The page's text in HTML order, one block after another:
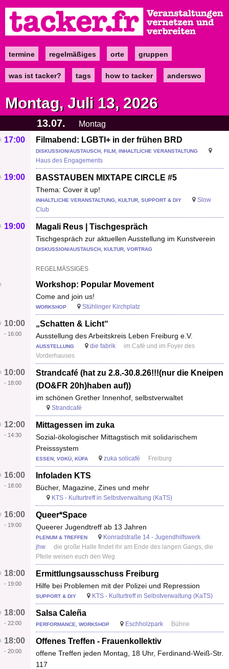
zum
Inhalt
Maintermine regelmäßiges orte gruppen
was ist tacker? tags how to tacker anderswo
Montag, Juli 13, 2026
13.07.
Montag
Filmabend: LGBTI+ in der frühen BRD
17:00
DISKUSSION/AUSTAUSCH, FILM, INHALTLICHE VERANSTALTUNG
Haus des Engagements
BASSTAUBEN MIXTAPE CIRCLE #5
Thema: Cover it up!
19:00
INHALTLICHE VERANSTALTUNG, KULTUR, SUPPORT & DIY
Slow
Club
Magali Reus | Tischgespräch
Tischgespräch zur aktuellen Ausstellung im Kunstverein
19:00
DISKUSSION/AUSTAUSCH, KULTUR, VORTRAG
REGELMÄSSIGES
Workshop: Popular Movement
Come and join us!
WORKSHOP Stühlinger Kirchplatz
„Schatten & Licht“
Ausstellung des Arbeitskreis Leben Freiburg e.V.
10:00
- 16:00
AUSSTELLUNG die fabrik
im Café und im Foyer des
Vorderhauses
Strandcafé (hat zu 2.8.-30.8.26!!!(nur die Kneipen
(DO&FR 20h)haben auf))
im schönen Grether Innenhof, selbstverwaltet
10:00
- 18:00
Strandcafé
Mittagessen im zuka
Sozial-ökologischer Mittagstisch mit solidarischem
Preisssystem
12:00
- 14:30
ESSEN, VOKÜ, KÜFA zuka solicafé Freiburg
Infoladen KTS
Bücher, Magazine, Zines und mehr
16:00
- 18:00
KTS - Kulturtreff in Selbstverwaltung (KaTS)
Queer*Space
Queerer Jugendtreff ab 13 Jahren
16:00
- 19:00
PLENUM & TREFFEN
Konradstraße 14 - Jugendhilfswerk
jhw
die große Halle findet ihr am Ende des langen Gangs, die
Pfeile weisen euch den Weg
Ermittlungsausschuss Freiburg
Hilfe bei Problemen mit der Polizei und Repression
18:00
- 19:00
SUPPORT & DIY KTS - Kulturtreff in Selbstverwaltung (KaTS)
Salsa Caleña
18:00
- 22:00 PERFORMANCE, WORKSHOP Eschholzpark Bühne
Offenes Treffen - Frauenkollektiv
offene Treffen jeden Montag, 18 Uhr, Ferdinand-Weiß-Str.
117
18:00
- 20:00